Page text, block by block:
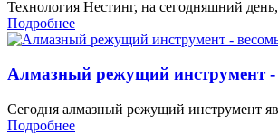
Технология Нестинг, на сегодняшний
Подробнее
Алмазный режущий инструмент -
Сегодня алмазный режущий инструмент
Подробнее